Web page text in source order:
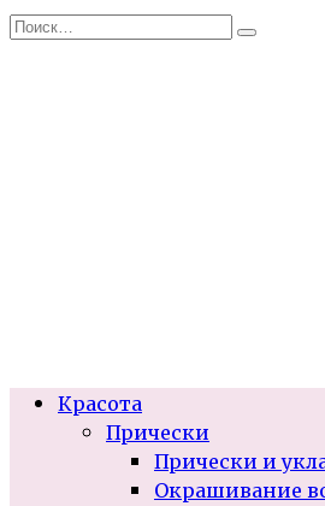
Перейти
Search
Красота
Прически
Прически и
Окрашивание